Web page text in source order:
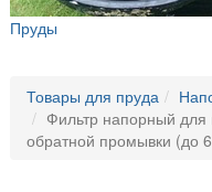
Пруды
Товары для пруда
Фильтр напорный
обратной промывки (до